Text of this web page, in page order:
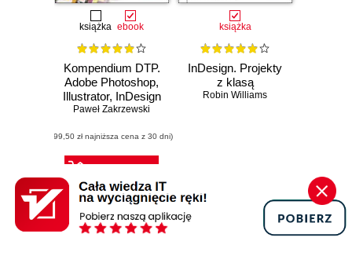
książka ebook
Kompendium DTP.
Adobe Photoshop,
Illustrator, InDesign
i Acrobat w
II
Paweł Zakrzewski
(99,50 zł najniższa cena z 30 dni)
103.48 zł
199.00zł (-48%)
książka
InDesign. Projekty
z klasą
Robin Williams